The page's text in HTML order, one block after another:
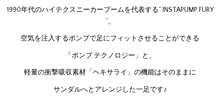
1990年代のハイテクスニーカーブームを代表する” INSTAPUMP FURY
“。
空気を注入するポンプで足にフィットさせることができる
「ポンプ テクノロジー」と、
軽量の衝撃吸収素材「ヘキサライ」の機能はそのままに
サンダルへとアレンジした一足です♪